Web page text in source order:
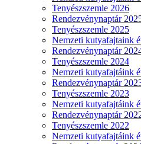
Tenyészszemle 2026
Rendezvénynaptár
Tenyészszemle 2025
Nemzeti kutyafajtaink
Rendezvénynaptár
Tenyészszemle 2024
Nemzeti kutyafajtáink
Rendezvénynaptár
Tenyészszemle 2023
Nemzeti kutyafajtáink
Rendezvénynaptár
Tenyészszemle 2022
Nemzeti kutyafajtáink